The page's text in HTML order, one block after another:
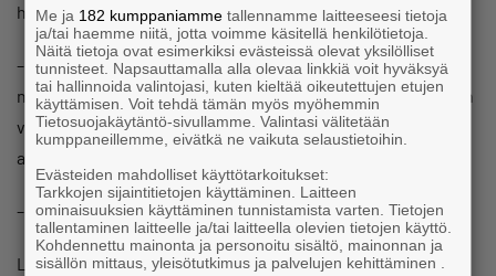
haluttomuudesta ottaa riskiä.
– Yrittäjäksi lähteminen olemassa olevaan yritykseen ei ole
niin suuri riski rahoituksen kannalta, jos toiminta aloitetaan
vuokrausperiaatteella ja saisi edellisen yrittäjän tuekseen
aloittamisvaiheessa, Schroderus jatkaa.
– Osaamista toki vaaditaan, hän muistuttaa.
Lähiaikoina Idea-Puu aiotaan laittaa julkiseen myyntiin.
Me ja 182 kumppaniamme tallennamme laitteeseesi tietoja
ja/tai haemme niitä, jotta voimme käsitellä henkilötietoja.
Näitä tietoja ovat esimerkiksi evästeissä olevat yksilölliset
tunnisteet. Napsauttamalla alla olevaa linkkiä voit hyväksyä
tai hallinnoida valintojasi, kuten kieltää oikeutettujen etujen
käyttämisen. Voit tehdä tämän myös myöhemmin
Tietosuojakäytäntö-sivullamme. Valintasi välitetään
kumppaneillemme, eivätkä ne vaikuta selaustietoihin.
Evästeiden mahdolliset käyttötarkoitukset:
Tarkkojen sijaintitietojen käyttäminen. Laitteen
ominaisuuksien käyttäminen tunnistamista varten. Tietojen
tallentaminen laitteelle ja/tai laitteella olevien tietojen käyttö.
Kohdennettu mainonta ja personoitu sisältö, mainonnan ja
sisällön mittaus, yleisötutkimus ja palvelujen kehittäminen .